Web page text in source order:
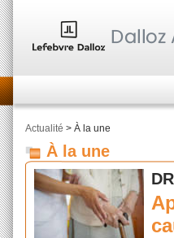
Actualité > À la une
À la une